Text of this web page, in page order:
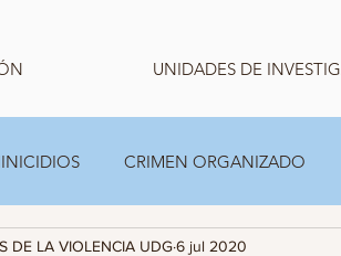
UNIDADES DE
CRIMEN ORGANIZADO
TEMPORAL FAMILIAS ESTADISTICA
DE LA VIOLENCIA UDG6 jul 2020